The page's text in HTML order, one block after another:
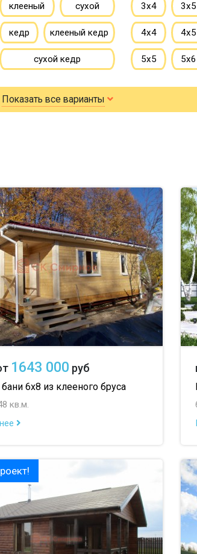
клееный сухой
кедр клееный кедр
сухой кедр
профилированный
100х150 150х150
3х4 3х5
4х4 4х5
5х5 5х6
6х6 6х7
7х8
маленькие
до 100 м
до
Показать все варианты
1643 000 руб
6х8 из клееного бруса
кв.м.